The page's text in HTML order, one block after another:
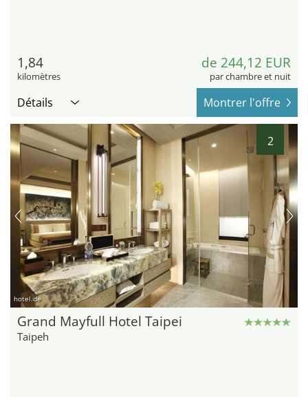
1,84
kilomètres
de 244,12 EUR
par chambre et nuit
Détails Montrer l'offre
2
hotel.de
Grand Mayfull Hotel Taipei
Taipeh